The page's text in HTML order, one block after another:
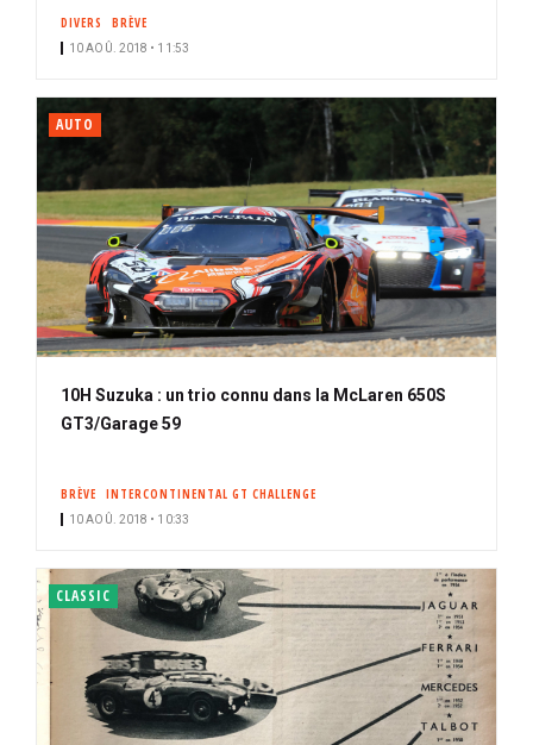
DIVERS BRÈVE
10 AOÛ. 2018 • 11:53
AUTO
10H Suzuka : un trio connu dans la McLaren 650S
GT3/Garage 59
BRÈVE INTERCONTINENTAL GT CHALLENGE
10 AOÛ. 2018 • 10:33
CLASSIC